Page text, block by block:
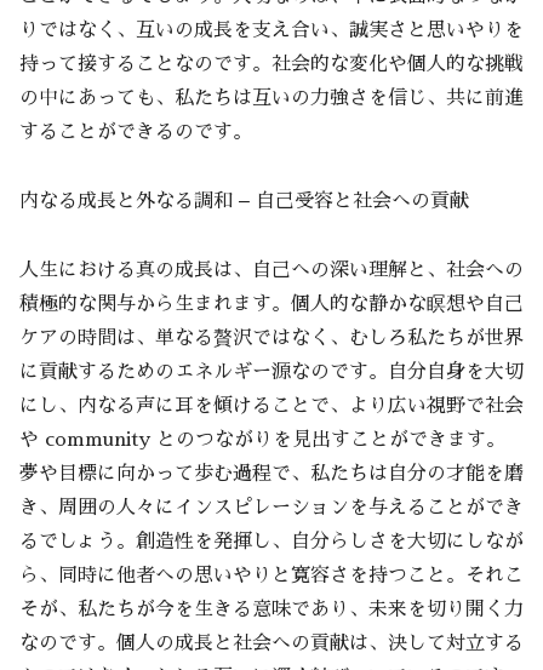
りではなく、互いの成長を支え合い、誠実さと思いやりを
持って接することなのです。社会的な変化や個人的な挑戦
の中にあっても、私たちは互いの力強さを信じ、共に前進
することができるのです。
内なる成長と外なる調和 – 自己受容と社会への貢献
人生における真の成長は、自己への深い理解と、社会への
積極的な関与から生まれます。個人的な静かな瞑想や自己
ケアの時間は、単なる贅沢ではなく、むしろ私たちが世界
に貢献するためのエネルギー源なのです。自分自身を大切
にし、内なる声に耳を傾けることで、より広い視野で社会
や community とのつながりを見出すことができます。
夢や目標に向かって歩む過程で、私たちは自分の才能を磨
き、周囲の人々にインスピレーションを与えることができ
るでしょう。創造性を発揮し、自分らしさを大切にしなが
ら、同時に他者への思いやりと寛容さを持つこと。それこ
そが、私たちが今を生きる意味であり、未来を切り開く力
なのです。個人の成長と社会への貢献は、決して対立する